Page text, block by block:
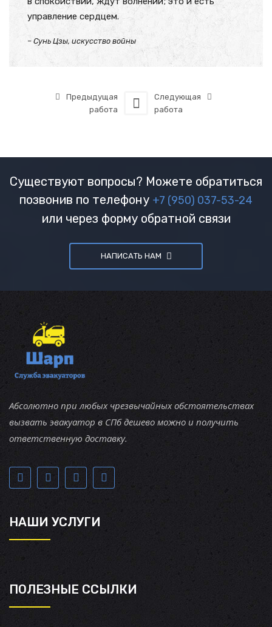
управление сердцем.
– Сунь Цзы, искусство войны
Предыдущая
работа
Следующая
работа
Существуют вопросы? Можете обратиться
позвонив по телефону +7 (950) 037-53-24
или через форму обратной связи
НАПИСАТЬ НАМ
Абсолютно при любых чрезвычайных обстоятельствах
вызвать эвакуатор в СПб дешево можно и получить
ответственную доставку.
НАШИ УСЛУГИ
ПОЛЕЗНЫЕ ССЫЛКИ